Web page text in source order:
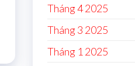
Tháng 4 2025
Tháng 3 2025
Tháng 1 2025